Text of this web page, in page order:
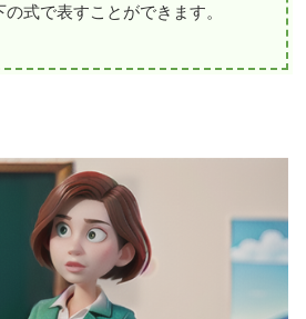
式で表すことができます。